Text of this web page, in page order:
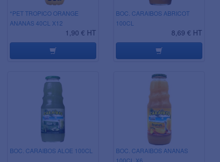
*PET TROPICO ORANGE
ANANAS 40CL X12
1,90 € HT
BOC. CARAIBOS ABRICOT
100CL
8,69 € HT
BOC. CARAIBOS ALOE 100CL
BOC. CARAIBOS ANANAS
100CL X6